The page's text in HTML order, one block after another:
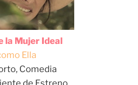
la Mujer Ideal
Ella
Comedia